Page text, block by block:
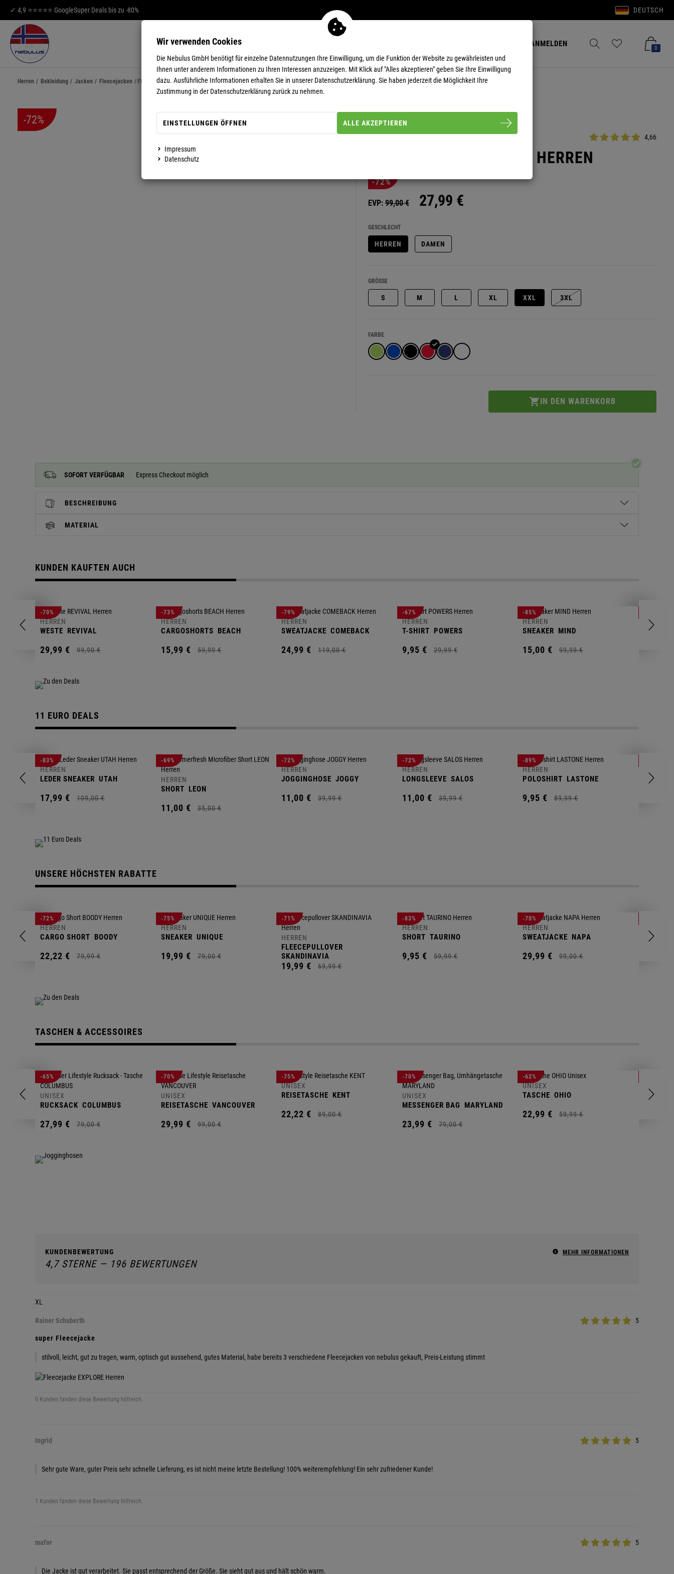
✓ 4,9 ⭐⭐⭐⭐⭐ GoogleSuper Deals bis zu -80% DEUTSCH
HERREN DAMEN AnmeldenANMELDEN Merkzettel aufklappenWarenkorb
0
Herren / Bekleidung / Jacken / Fleecejacken / Fleecejacke EXPLORE Herren
-72%
MEHR ANZEIGEN
Artikel-Nummer: 20000051 4,66
FLEECEJACKE EXPLORE HERREN
-72%
EVP: 99,00 € 27,99 €
GESCHLECHT
HERREN DAMEN
GRÖSSE
S M L XL XXL 3XL
FARBE
SOFORT VERFÜGBAR Express Checkout möglich
BESCHREIBUNG
MATERIAL
KUNDEN KAUFTEN AUCH
-70%
HERREN
WESTE REVIVAL
29,99 € 99,90 €
-73%
HERREN
CARGOSHORTS BEACH
15,99 € 59,99 €
-79%
HERREN
SWEATJACKE COMEBACK
24,99 € 119,00 €
-67%
HERREN
T-SHIRT POWERS
9,95 € 29,99 €
-85%
HERREN
SNEAKER MIND
15,00 € 99,99 €
11 EURO DEALS
-83%
HERREN
LEDER SNEAKER UTAH
17,99 € 109,00 €
-69%
HERREN
SHORT LEON
11,00 € 35,00 €
-72%
HERREN
JOGGINGHOSE JOGGY
11,00 € 39,99 €
-72%
HERREN
LONGSLEEVE SALOS
11,00 € 39,99 €
-89%
HERREN
POLOSHIRT LASTONE
9,95 € 89,99 €
SHORT
UNSERE HÖCHSTEN RABATTE
-72%
HERREN
CARGO SHORT BOODY
22,22 € 79,99 €
-75%
HERREN
SNEAKER UNIQUE
19,99 € 79,00 €
-71%
HERREN
FLEECEPULLOVER
SKANDINAVIA
19,99 € 69,99 €
-83%
HERREN
SHORT TAURINO
9,95 € 59,99 €
-70%
HERREN
SWEATJACKE NAPA
29,99 € 99,00 €
TASCHEN & ACCESSOIRES
-65%
UNISEX
RUCKSACK COLUMBUS
27,99 € 79,00 €
-70%
UNISEX
REISETASCHE VANCOUVER
29,99 € 99,00 €
-75%
UNISEX
REISETASCHE KENT
22,22 € 89,00 €
-70%
UNISEX
MESSENGER BAG MARYLAND
23,99 € 79,00 €
-62%
UNISEX
TASCHE OHIO
22,99 € 59,99 €
KUNDENBEWERTUNG MEHR INFORMATIONEN
4,7 STERNE — 196 BEWERTUNGEN
XL
Rainer Schuberth 5
super Fleecejacke
stilvoll, leicht, gut zu tragen, warm, optisch gut aussehend, gutes Material, habe bereits 3 verschiedene Fleecejacken von nebulus gekauft, Preis-Leistung stimmt
0 Kunden fanden diese Bewertung hilfreich.
Ingrid 5
Sehr gute Ware, guter Preis sehr schnelle Lieferung, es ist nicht meine letzte Bestellung! 100% weiterempfehlung! Ein sehr zufriedener Kunde!
1 Kunden fanden diese Bewertung hilfreich.
mafor 5
Die Jacke ist gut verarbeitet. Sie passt entsprechend der Größe. Sie sieht gut aus und hält schön warm.
Wir verwenden Cookies
Die Nebulus GmbH benötigt für einzelne Datennutzungen Ihre Einwilligung, um die Funktion der Website zu gewährleisten und
Ihnen unter anderem Informationen zu Ihren Interessen anzuzeigen. Mit Klick auf "Alles akzeptieren" geben Sie Ihre Einwilligung
dazu. Ausführliche Informationen erhalten Sie in unserer Datenschutzerklärung. Sie haben jederzeit die Möglichkeit Ihre
Zustimmung in der Datenschutzerklärung zurück zu nehmen.
EINSTELLUNGEN ÖFFNEN ALLE AKZEPTIEREN
Impressum
Datenschutz